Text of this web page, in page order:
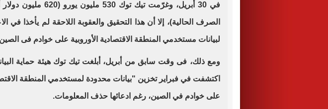
في 30 أبريل، وغرّمت تيك توك 530
الصرف الحالية)، إلا أن هذا التحقيق والعقوبة اللاحقة لم يأخذا في
لبيانات مستخدمي المنطقة الاقتصادية الأوروبية على خوادم فى
اكتشفت في فبراير تخزين "بيانات محدودة لمستخدمي المنطقة
على خوادم في الصين، رغم ادعائها حذف المعلومات.